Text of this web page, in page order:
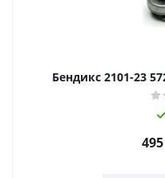
Бендикс 2101-23
495